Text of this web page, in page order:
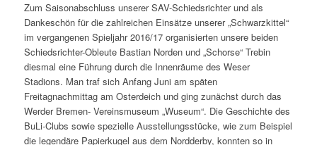
Zum Saisonabschluss unserer SAV-Schiedsrichter und als
Dankeschön für die zahlreichen Einsätze unserer „Schwarzkittel“
im vergangenen Spieljahr 2016/17 organisierten unsere beiden
Schiedsrichter-Obleute Bastian Norden und „Schorse“ Trebin
diesmal eine Führung durch die Innenräume des Weser
Stadions. Man traf sich Anfang Juni am späten
Freitagnachmittag am Osterdeich und ging zunächst durch das
Werder Bremen- Vereinsmuseum „Wuseum“. Die Geschichte des
BuLi-Clubs sowie spezielle Ausstellungsstücke, wie zum Beispiel
die legendäre Papierkugel aus dem Nordderby, konnten so in